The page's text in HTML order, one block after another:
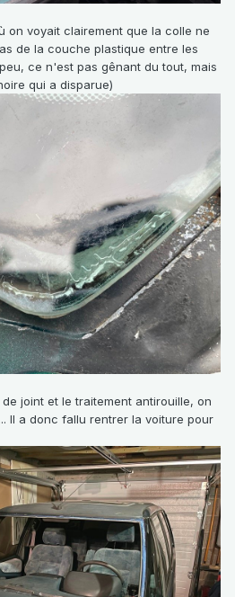
on voyait clairement que la colle ne
de la couche plastique entre les
ce n'est pas gênant du tout, mais
qui a disparue)
joint et le traitement antirouille, on
Il a donc fallu rentrer la voiture pour